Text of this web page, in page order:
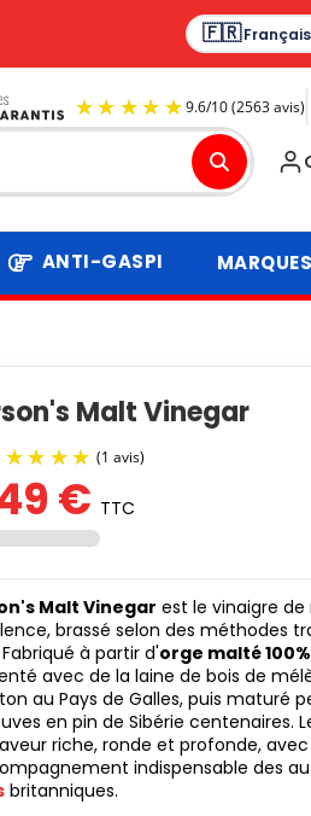
Français
ANTI-GASPI MARQUES
Malt Vinegar
€ TTC
Malt Vinegar est le vinaigre
brassé selon des méthodes
Fabriqué à partir d'orge malté
avec de la laine de bois de
au Pays de Galles, puis maturé
en pin de Sibérie centenaires.
riche, ronde et profonde,
indispensable des
britanniques.